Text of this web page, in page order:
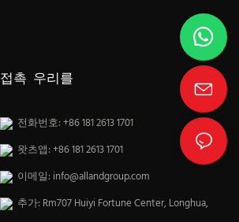
접촉 우리를
전화번호: +86 181 2613 1701
왓츠앱: +86 181 2613 1701
이메일: info@allandgroup.com
추가: Rm707 Huiyi Fortune Center, Longhua,